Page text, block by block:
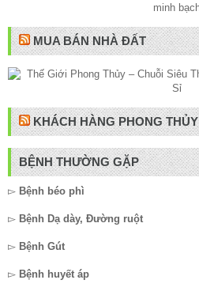
MUA BÁN NHÀ ĐẤT
KHÁCH HÀNG PHONG THỦY
BỆNH THƯỜNG GẶP
▻ Bệnh béo phì
▻ Bệnh Dạ dày, Đường ruột
▻ Bệnh Gút
▻ Bệnh huyết áp